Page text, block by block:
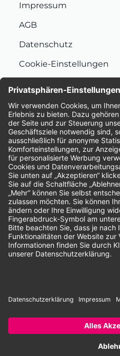
Impressum
AGB
Datenschutz
Cookie-Einstellungen
Bewertungen
Unsere Zahlungsarten:
Rechnung SEPA-Lastschrift